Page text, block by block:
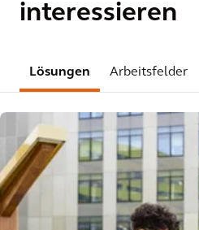
interessieren
Lösungen Arbeitsfelder